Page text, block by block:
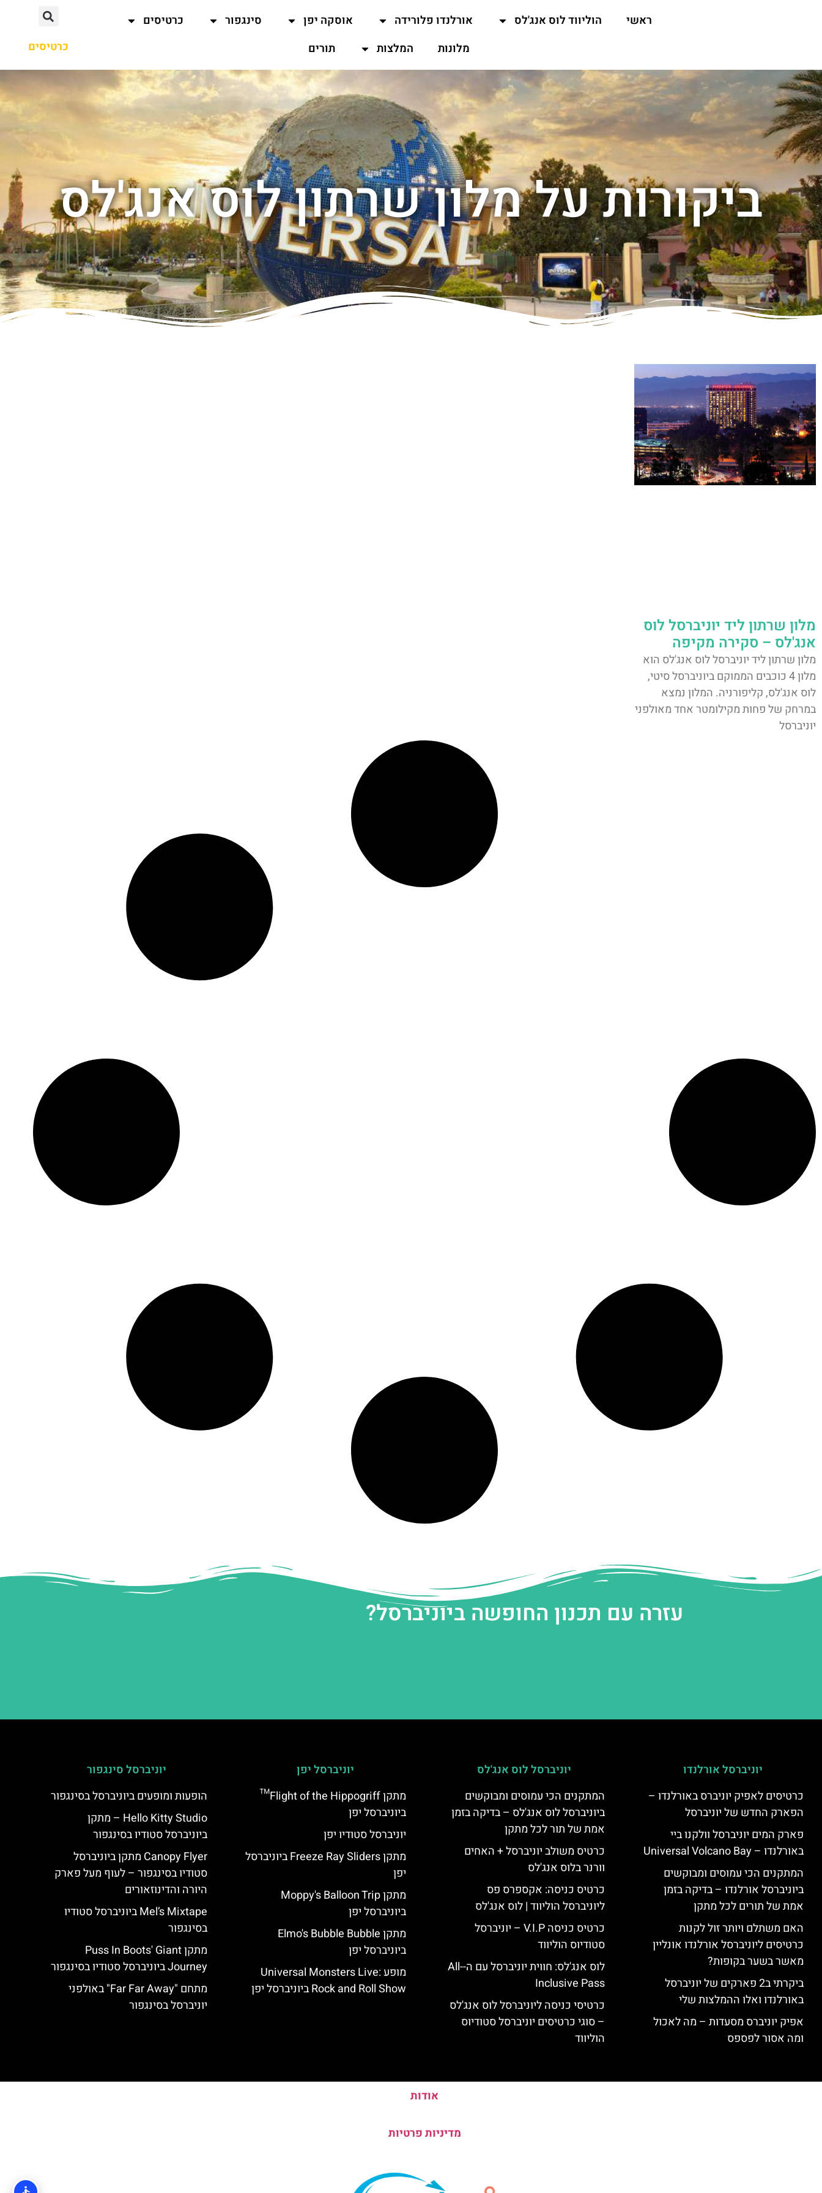
ראשי הוליווד לוס אנג'לס אורלנדו פלורידה אוסקה יפן סינגפור
כרטיסים
מלונות
המלצות תורים כרטיסים
ביקורות על מלון שרתון לוס אנג'לס
מלון שרתון ליד יוניברסל לוס
אנג'לס – סקירה מקיפה
מלון שרתון ליד יוניברסל לוס אנג'לס הוא
מלון 4 כוכבים הממוקם ביוניברסל סיטי,
לוס אנג'לס, קליפורניה. המלון נמצא
במרחק של פחות מקילומטר אחד מאולפני
יוניברסל
עזרה עם תכנון החופשה ביוניברסל?
יוניברסל אורלנדו
כרטיסים לאפיק יוניברס באורלנדו –
הפארק החדש של יוניברסל
פארק המים יוניברסל וולקנו ביי
באורלנדו – Universal Volcano Bay
המתקנים הכי עמוסים ומבוקשים
ביוניברסל אורלנדו – בדיקה בזמן
אמת של תורים לכל מתקן
האם משתלם ויותר זול לקנות
כרטיסים ליוניברסל אורלנדו אונליין
מאשר בשער בקופות?
ביקרתי ב2 פארקים של יוניברסל
באורלנדו ואלו ההמלצות שלי
אפיק יוניברס מסעדות – מה לאכול
ומה אסור לפספס
יוניברסל לוס אנג'לס
המתקנים הכי עמוסים ומבוקשים
ביוניברסל לוס אנג'לס – בדיקה בזמן
אמת של תור לכל מתקן
כרטיס משולב יוניברסל + האחים
וורנר בלוס אנג'לס
כרטיס כניסה: אקספרס פס
ליוניברסל הוליווד | לוס אנג'לס
כרטיס כניסה V.I.P – יוניברסל
סטודיוס הוליווד
לוס אנג'לס: חווית יוניברסל עם ה-All-
Inclusive Pass
כרטיסי כניסה ליוניברסל לוס אנג'לס
– סוגי כרטיסים יוניברסל סטודיוס
הוליווד
יוניברסל יפן
מתקן Flight of the Hippogriff™
ביוניברסל יפן
יוניברסל סטודיו יפן
מתקן Freeze Ray Sliders ביוניברסל
יפן
מתקן Moppy's Balloon Trip
ביוניברסל יפן
מתקן Elmo's Bubble Bubble
ביוניברסל יפן
מופע Universal Monsters Live:
Rock and Roll Show ביוניברסל יפן
יוניברסל סינגפור
הופעות ומופעים ביוניברסל בסינגפור
Hello Kitty Studio – מתקן
ביוניברסל סטודיו בסינגפור
Canopy Flyer מתקן ביוניברסל
סטודיו בסינגפור – לעוף מעל פארק
היורה והדינוזאורים
Mel’s Mixtape ביוניברסל סטודיו
בסינגפור
מתקן Puss In Boots' Giant
Journey ביוניברסל סטודיו בסינגפור
מתחם "Far Far Away" באולפני
יוניברסל בסינגפור
אודות
מדיניות פרטיות